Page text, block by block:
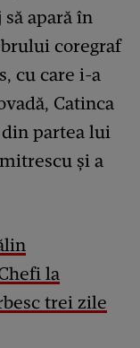
apară în
coregraf
cu care i-a
Catinca
partea lui
și a
la
trei zile